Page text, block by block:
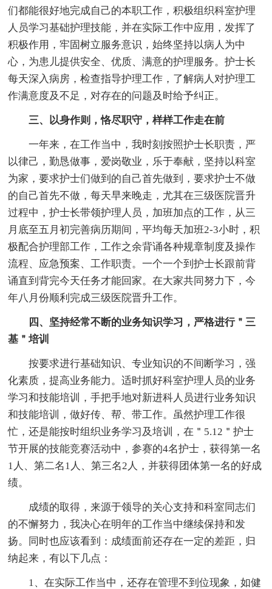
们都能很好地完成自己的本职工作，积极组织科室护理
人员学习基础护理技能，并在实际工作中应用，发挥了
积极作用，牢固树立服务意识，始终坚持以病人为中
心，为患儿提供安全、优质、满意的护理服务。护士长
每天深入病房，检查指导护理工作，了解病人对护理工
作满意度及不足，对存在的问题及时给予纠正。
三、以身作则，恪尽职守，样样工作走在前
一年来，在工作当中，我时刻按照护士长职责，严
以律己，勤恳做事，爱岗敬业，乐于奉献，坚持以科室
为家，要求护士们做到的自己首先做到，要求护士不做
的自己首先不做，每天早来晚走，尤其在三级医院晋升
过程中，护士长带领护理人员，加班加点的工作，从三
月底至五月初完善病历期间，平均每天加班2-3小时，积
极配合护理部工作，工作之余背诵各种规章制度及操作
流程、应急预案、工作职责。一个一个到护士长跟前背
诵直到背完今天任务才能回家。在大家共同努力下，今
年八月份顺利完成三级医院晋升工作。
四、坚持经常不断的业务知识学习，严格进行＂三
基＂培训
按要求进行基础知识、专业知识的不间断学习，强
化素质，提高业务能力。适时抓好科室护理人员的业务
学习和技能培训，手把手地对新进科人员进行业务知识
和技能培训，做好传、帮、带工作。虽然护理工作很
忙，还是能按时组织业务学习及培训，在＂5.12＂护士
节开展的技能竞赛活动中，参赛的4名护士，获得第一名
1人、第二名1人、第三名2人，并获得团体第一名的好成
绩。
成绩的取得，来源于领导的关心支持和科室同志们
的不懈努力，我决心在明年的工作当中继续保持和发
扬。同时也应该看到：成绩面前还存在一定的差距，归
纳起来，有以下几点：
1、在实际工作当中，还存在管理不到位现象，如健